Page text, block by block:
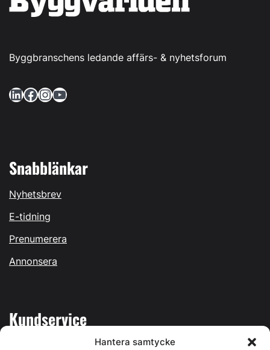
Hantera samtycke
Byggbranschens ledande affärs- & nyhetsforum
LinkedIn Facebook InstagramYouTube
Snabblänkar
Nyhetsbrev
E-tidning
Prenumerera
Annonsera
Kundservice